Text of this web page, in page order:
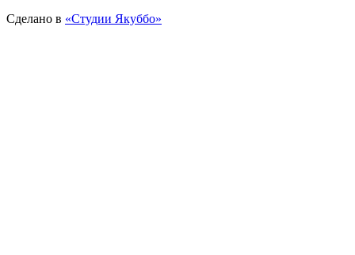
Сделано в «Cтудии Якуббо»